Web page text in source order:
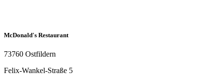
McDonald's Restaurant
73760 Ostfildern
Felix-Wankel-Straße 5